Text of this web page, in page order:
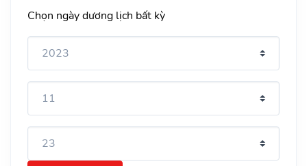
Chọn ngày dương lịch bất kỳ